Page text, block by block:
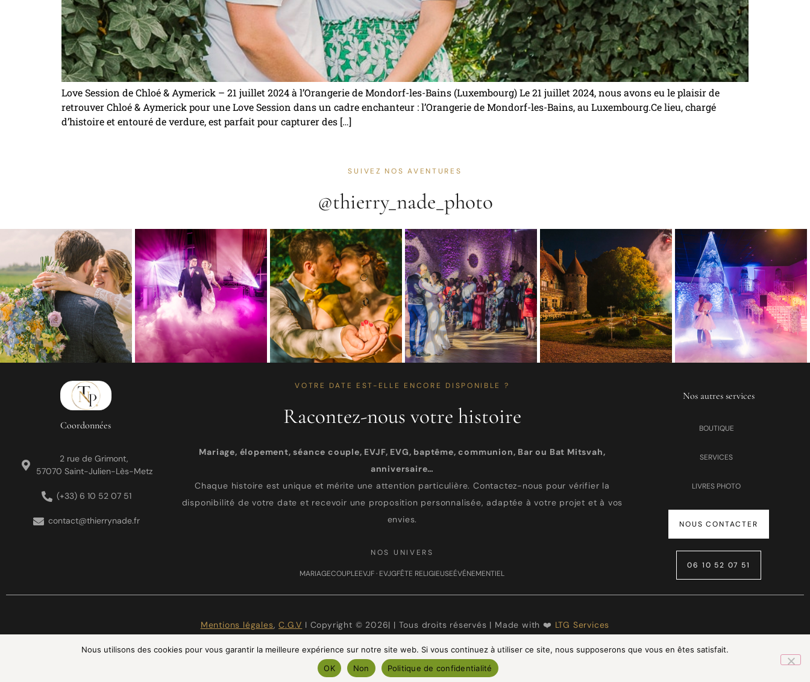
Love Session de Chloé & Aymerick – 21 juillet 2024 à l’Orangerie de Mondorf-les-Bains (Luxembourg) Le 21 juillet 2024, nous avons eu le plaisir de
retrouver Chloé & Aymerick pour une Love Session dans un cadre enchanteur : l’Orangerie de Mondorf-les-Bains, au Luxembourg.Ce lieu, chargé
d’histoire et entouré de verdure, est parfait pour capturer des […]
SUIVEZ NOS AVENTURES
@thierry_nade_photo
Coordonnées
2 rue de Grimont,
57070 Saint-Julien-Lès-Metz
(+33) 6 10 52 07 51
contact@thierrynade.fr
VOTRE DATE EST-ELLE ENCORE DISPONIBLE ?
Racontez-nous votre histoire
Mariage, élopement, séance couple, EVJF, EVG, baptême, communion, Bar ou Bat Mitsvah,
anniversaire…
Chaque histoire est unique et mérite une attention particulière. Contactez-nous pour vérifier la
disponibilité de votre date et recevoir une proposition personnalisée, adaptée à votre projet et à vos
envies.
NOS UNIVERS
MARIAGECOUPLEEVJF · EVJGFÊTE RELIGIEUSEÉVÉNEMENTIEL
Nos autres services
BOUTIQUE
SERVICES
LIVRES PHOTO
NOUS CONTACTER
06 10 52 07 51
Mentions légales,C.G.V I Copyright © 2026| | Tous droits réservés | Made with ❤️ LTG Services
FACEBOOK PINTEREST LINKEDIN
Nous utilisons des cookies pour vous garantir la meilleure expérience sur notre site web. Si vous continuez à utiliser ce site, nous supposerons que vous en êtes satisfait.
OK
Non Politique de confidentialité